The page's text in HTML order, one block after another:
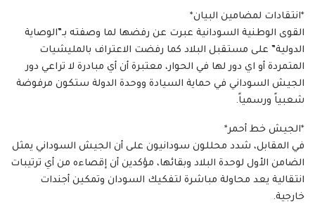
*انتقادات لمضامين البيان*
القوى الوطنية السودانية عبرت عن رفضها لما وصفته بـ”الوصاية
الدولية” على مستقبل البلاد كما رفضت الاعتراف بالمليشيات
المتمردة أو اي دور لها في الحوار، معتبرة أن أي مبادرة لا تراعي دور
الجيش السوداني في حماية السيادة ووحدة الدولة ستكون مرفوضة
شعبياً ورسمياً.
*الجيش خط أحمر*
في المقابل، شدد محللون سودانيون على أن الجيش السوداني يمثل
الضامن الأول لوحدة البلاد وبقائها، مؤكدين أن إقصاءه من أي ترتيبات
انتقالية يعد محاولة مباشرة لتفكيك السودان وتمكين أجندات
خارجية.